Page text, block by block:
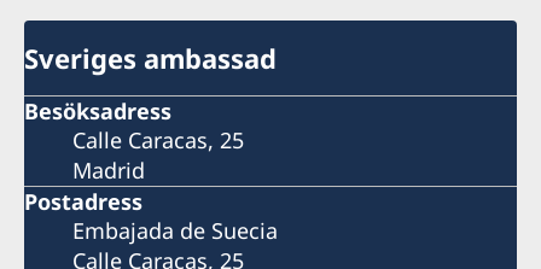
Sveriges ambassad
Besöksadress
Calle Caracas, 25
Madrid
Postadress
Embajada de Suecia
Calle Caracas, 25